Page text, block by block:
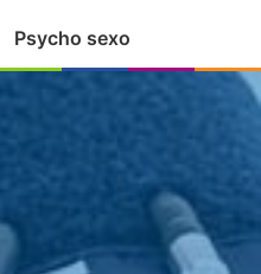
Psycho sexo